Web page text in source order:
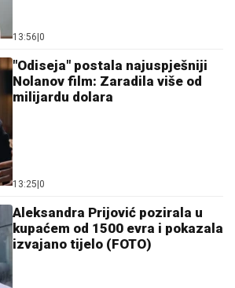
13:56 0
"Odiseja" postala najuspješniji
Nolanov film: Zaradila više od
milijardu dolara
13:25 0
Aleksandra Prijović pozirala u
kupaćem od 1500 evra i pokazala
izvajano tijelo (FOTO)